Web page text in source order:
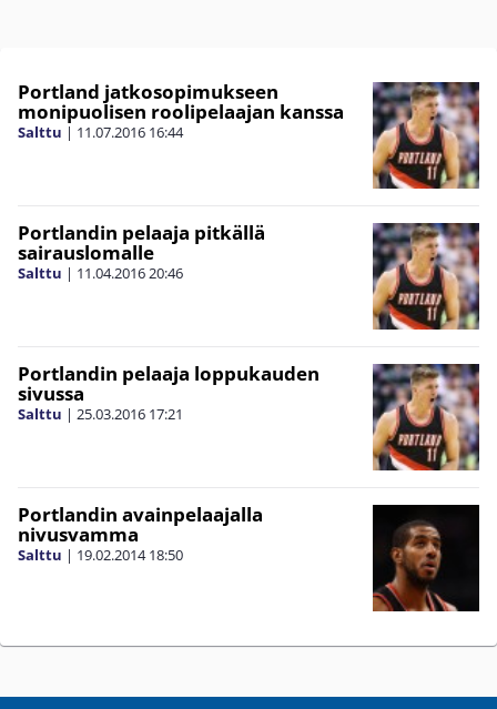
Portland jatkosopimukseen
monipuolisen roolipelaajan kanssa
Salttu | 11.07.2016 16:44
Portlandin pelaaja pitkällä
sairauslomalle
Salttu | 11.04.201620:46
Portlandin pelaaja loppukauden
sivussa
Salttu | 25.03.2016 17:21
Portlandin avainpelaajalla
nivusvamma
Salttu | 19.02.2014 18:50